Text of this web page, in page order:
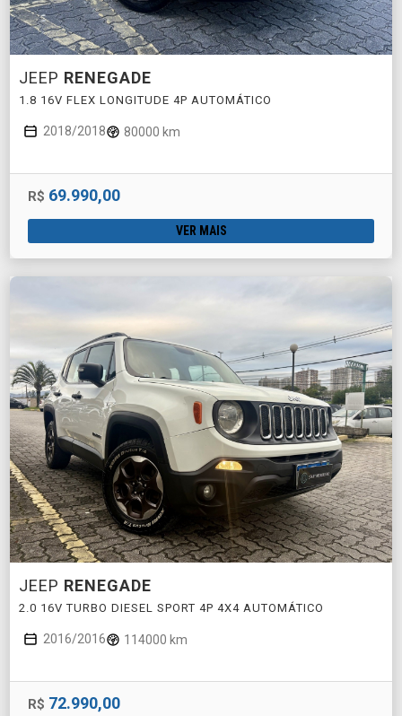
JEEP RENEGADE
1.8 16V FLEX LONGITUDE 4P AUTOMÁTICO
2018/2018 80000 km
R$ 69.990,00
VER MAIS
JEEP RENEGADE
2.0 16V TURBO DIESEL SPORT 4P 4X4 AUTOMÁTICO
2016/2016 114000 km
R$ 72.990,00